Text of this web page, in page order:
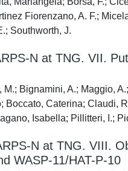
Fiorenzano, A. F.;
Southworth, J.
N at TNG. VII.
Bignamini, A.; Maggio,
Boccato, Caterina;
Isabella; Pillitteri, I.;
N at TNG. VIII.
WASP-11/HAT-P-10